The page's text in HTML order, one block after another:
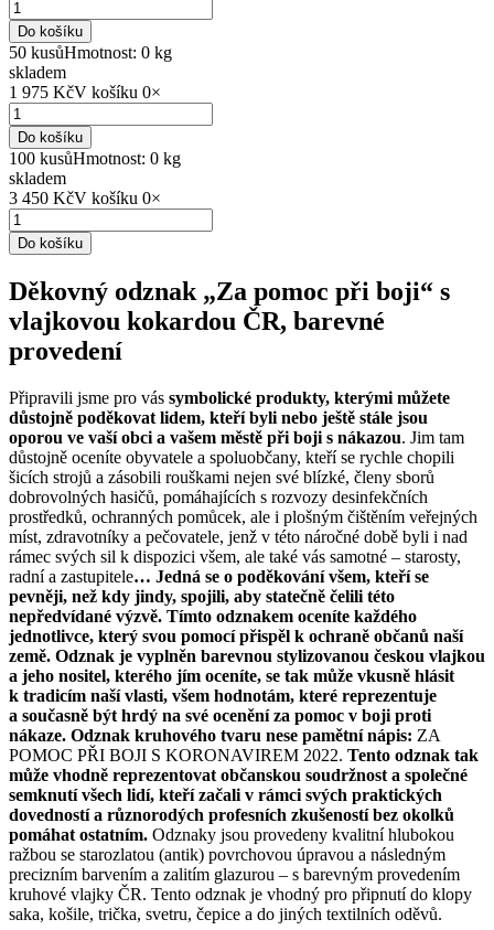
Do košíku
50 kusůHmotnost: 0 kg
skladem
1 975 KčV košíku 0×
Do košíku
100 kusůHmotnost: 0 kg
skladem
3 450 KčV košíku 0×
Do košíku
Děkovný odznak „Za pomoc při boji“ s
vlajkovou kokardou ČR, barevné
provedení
Připravili jsme pro vás symbolické produkty, kterými můžete
důstojně poděkovat lidem, kteří byli nebo ještě stále jsou
oporou ve vaší obci a vašem městě při boji s nákazou. Jim tam
důstojně oceníte obyvatele a spoluobčany, kteří se rychle chopili
šicích strojů a zásobili rouškami nejen své blízké, členy sborů
dobrovolných hasičů, pomáhajících s rozvozy desinfekčních
prostředků, ochranných pomůcek, ale i plošným čištěním veřejných
míst, zdravotníky a pečovatele, jenž v této náročné době byli i nad
rámec svých sil k dispozici všem, ale také vás samotné – starosty,
radní a zastupitele… Jedná se o poděkování všem, kteří se
pevněji, než kdy jindy, spojili, aby statečně čelili této
nepředvídané výzvě. Tímto odznakem oceníte každého
jednotlivce, který svou pomocí přispěl k ochraně občanů naší
země. Odznak je vyplněn barevnou stylizovanou českou vlajkou
a jeho nositel, kterého jím oceníte, se tak může vkusně hlásit
k tradicím naší vlasti, všem hodnotám, které reprezentuje
a současně být hrdý na své ocenění za pomoc v boji proti
nákaze. Odznak kruhového tvaru nese pamětní nápis: ZA
POMOC PŘI BOJI S KORONAVIREM 2022. Tento odznak tak
může vhodně reprezentovat občanskou soudržnost a společné
semknutí všech lidí, kteří začali v rámci svých praktických
dovedností a různorodých profesních zkušeností bez okolků
pomáhat ostatním. Odznaky jsou provedeny kvalitní hlubokou
ražbou se starozlatou (antik) povrchovou úpravou a následným
precizním barvením a zalitím glazurou – s barevným provedením
kruhové vlajky ČR. Tento odznak je vhodný pro připnutí do klopy
saka, košile, trička, svetru, čepice a do jiných textilních oděvů.